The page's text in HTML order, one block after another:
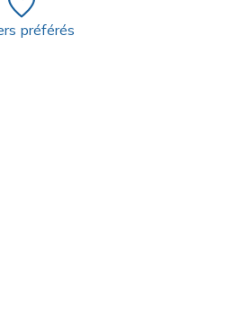
préférés